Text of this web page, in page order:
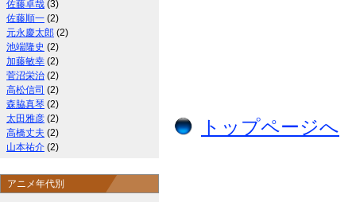
トップページへ
佐藤卓哉 (3)
佐藤順一 (2)
元永慶太郎 (2)
池端隆史 (2)
加藤敏幸 (2)
菅沼栄治 (2)
高松信司 (2)
森脇真琴 (2)
太田雅彦 (2)
高橋丈夫 (2)
山本祐介 (2)
アニメ年代別